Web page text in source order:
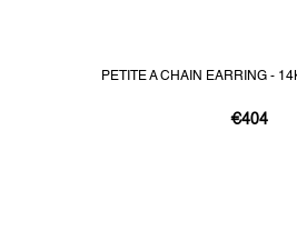
PETITE A CHAIN EARRING -
€404